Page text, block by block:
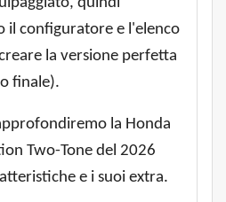
il configuratore e l'elenco
la versione perfetta
finale).
la Honda
Two-Tone del 2026
e i suoi extra.